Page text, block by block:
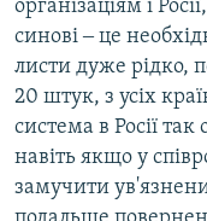
організаціям і
синові ‒ це
листи дуже рідко,
20 штук, з усіх
система в Росії
навіть якщо у
замучити